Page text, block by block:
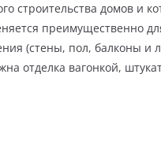
строительства домов и
преимущественно
(стены, пол, балконы и
отделка вагонкой,